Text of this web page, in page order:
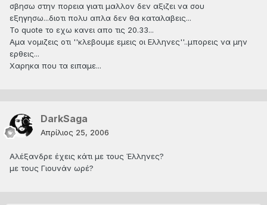
σβησω στην πορεια γιατι μαλλον δεν αξιζει να σου
εξηγησω...διοτι πολυ απλα δεν θα καταλαβεις...
Το quote το εχω κανει απο τις 20.33...
Aμα νομιζεις οτι ''κλεβουμε εμεις οι Ελληνες''..μπορεις να μην
ερθεις...
Χαρηκα που τα ειπαμε...
DarkSaga
Απρίλιος 25, 2006
Αλέξανδρε έχεις κάτι με τους Έλληνες?
με τους Γιουνάν ωρέ?